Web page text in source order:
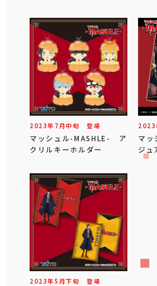
2023年 7 月中旬 登場
マッシュル-MASHLE- ア
クリルキーホルダー
2023
マ
ジュ
2023年5 月下旬 登場